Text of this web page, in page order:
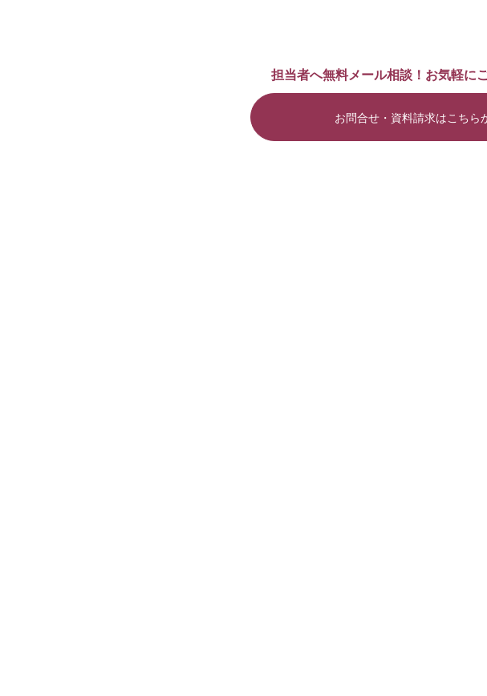
担当者へ無料メール相談！お気軽に
お問合せ・資料請求はこちら